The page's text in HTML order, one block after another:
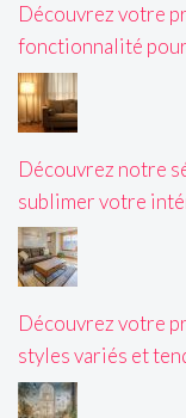
Découvrez votre
fonctionnalité
Découvrez notre
sublimer votre
Découvrez votre
styles variés et